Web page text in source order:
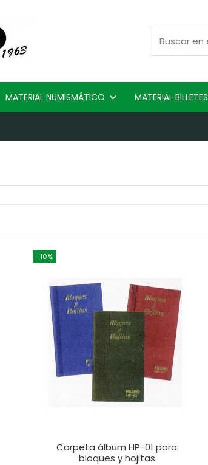
MATERIAL NUMISMÁTICO MATERIAL BILLETES
-10%
Carpeta álbum HP-01 para
bloques y hojitas